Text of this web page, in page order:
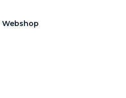
Webshop